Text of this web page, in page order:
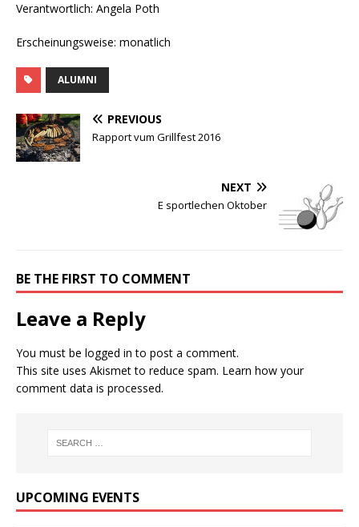
Verantwortlich: Angela Poth
Erscheinungsweise: monatlich
ALUMNI
PREVIOUS
Rapport vum Grillfest 2016
NEXT
E sportlechen Oktober
BE THE FIRST TO COMMENT
Leave a Reply
You must be logged in to post a comment.
This site uses Akismet to reduce spam. Learn how your
comment data is processed.
UPCOMING EVENTS